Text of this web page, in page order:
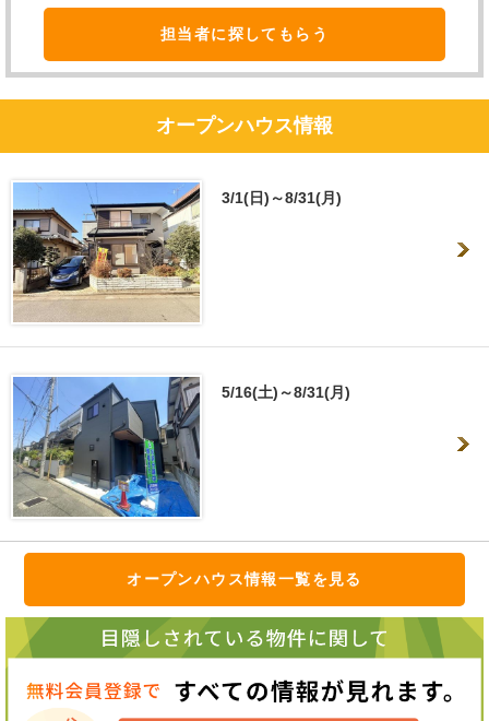
担当者に探してもらう
オープンハウス情報
3/1(日)～8/31(月)
5/16(土)～8/31(月)
オープンハウス情報一覧を見る